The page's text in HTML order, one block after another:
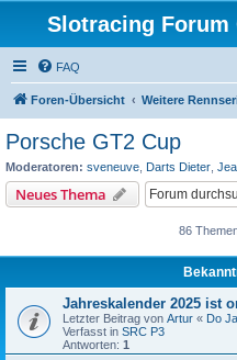
Slotracing Forum
FAQ
Foren-Übersicht Weitere
Porsche GT2 Cup
Moderatoren: sveneuve Darts Dieter
Neues Thema
86
Jahreskalender 2025 ist
Letzter Beitrag von Artur « Do
Verfasst in SRC P3
Antworten: 1